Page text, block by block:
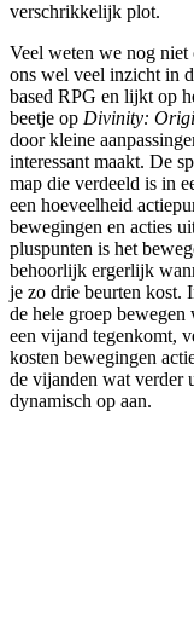
verschrikkelijk plot.
Veel weten we nog niet
ons wel veel inzicht in
based RPG en lijkt op
beetje op Divinity:
door kleine
interessant maakt. De
map die verdeeld is in
een hoeveelheid
bewegingen en acties
pluspunten is het
behoorlijk ergerlijk
je zo drie beurten kost.
de hele groep
een vijand tegenkomt,
kosten bewegingen
de vijanden wat verder
dynamisch op aan.